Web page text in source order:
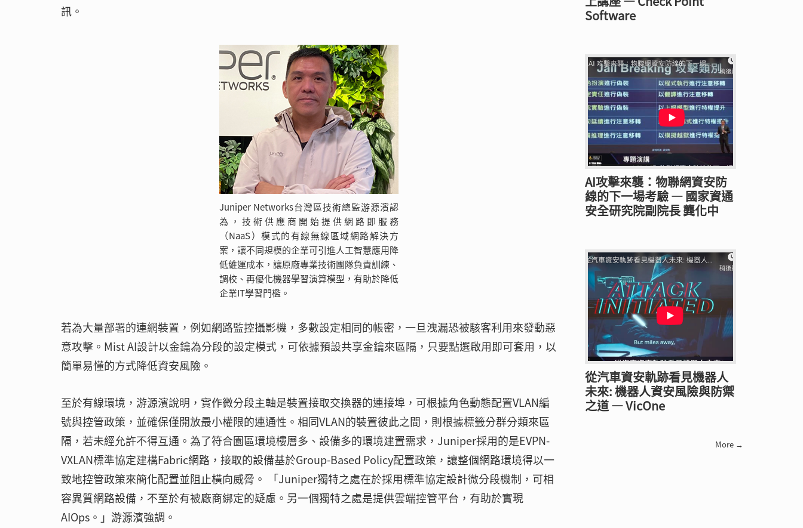
訊。
Juniper Networks台灣區技術總監游源濱認
為，技術供應商開始提供網路即服務
（NaaS）模式的有線無線區域網路解決方
案，讓不同規模的企業可引進人工智慧應用降
低維運成本，讓原廠專業技術團隊負責訓練、
調校、再優化機器學習演算模型，有助於降低
企業IT學習門檻。
若為大量部署的連網裝置，例如網路監控攝影機，多數設定相同的帳密，一旦洩漏恐被駭客利用來發動惡
意攻擊。Mist AI設計以金鑰為分段的設定模式，可依據預設共享金鑰來區隔，只要點選啟用即可套用，以
簡單易懂的方式降低資安風險。
至於有線環境，游源濱說明，實作微分段主軸是裝置接取交換器的連接埠，可根據角色動態配置VLAN編
號與控管政策，並確保僅開放最小權限的連通性。相同VLAN的裝置彼此之間，則根據標籤分群分類來區
隔，若未經允許不得互通。為了符合園區環境樓層多、設備多的環境建置需求，Juniper採用的是EVPN-
VXLAN標準協定建構Fabric網路，接取的設備基於Group-Based Policy配置政策，讓整個網路環境得以一
致地控管政策來簡化配置並阻止橫向威脅。 「Juniper獨特之處在於採用標準協定設計微分段機制，可相
容異質網路設備，不至於有被廠商綁定的疑慮。另一個獨特之處是提供雲端控管平台，有助於實現
AIOps。」游源濱強調。
Software
AI攻擊來襲：物聯網資安防
線的下一場考驗 — 國家資通
安全研究院副院長 龔化中
從汽車資安軌跡看見機器人
未來: 機器人資安風險與防禦
之道 — VicOne
More →